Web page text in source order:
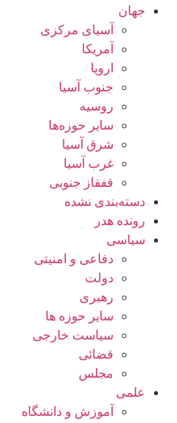
جهان
آسیای مرکزی
آمریکا
اروپا
جنوب آسیا
روسیه
سایر حوزه‌ها
شرق آسیا
غرب آسیا
قفقاز جنوبی
دسته‌بندی نشده
رونده هدر
سیاسی
دفاعی و امنیتی
دولت
رهبری
سایر حوزه ها
سیاست خارجی
قضائی
مجلس
علمی
آموزش و دانشگاه